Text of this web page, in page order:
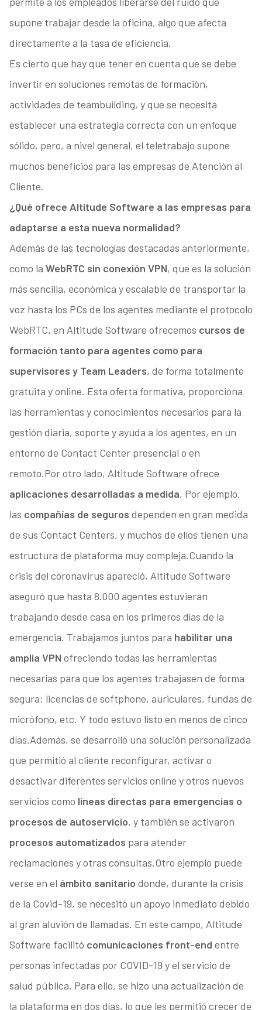
supone trabajar desde la oficina, algo que afecta
directamente a la tasa de eficiencia.
Es cierto que hay que tener en cuenta que se debe
invertir en soluciones remotas de formación,
actividades de teambuilding, y que se necesita
establecer una estrategia correcta con un enfoque
sólido, pero, a nivel general, el teletrabajo supone
muchos beneficios para las empresas de Atención al
Cliente.
¿Qué ofrece Altitude Software a las empresas para
adaptarse a esta nueva normalidad?
Además de las tecnologías destacadas anteriormente,
como la WebRTC sin conexión VPN, que es la solución
más sencilla, económica y escalable de transportar la
voz hasta los PCs de los agentes mediante el protocolo
WebRTC, en Altitude Software ofrecemos cursos de
formación tanto para agentes como para
supervisores y Team Leaders, de forma totalmente
gratuita y online. Esta oferta formativa, proporciona
las herramientas y conocimientos necesarios para la
gestión diaria, soporte y ayuda a los agentes, en un
entorno de Contact Center presencial o en
remoto.Por otro lado, Altitude Software ofrece
aplicaciones desarrolladas a medida. Por ejemplo,
las compañías de seguros dependen en gran medida
de sus Contact Centers, y muchos de ellos tienen una
estructura de plataforma muy compleja.Cuando la
crisis del coronavirus apareció, Altitude Software
aseguró que hasta 8.000 agentes estuvieran
trabajando desde casa en los primeros días de la
emergencia. Trabajamos juntos para habilitar una
amplia VPN ofreciendo todas las herramientas
necesarias para que los agentes trabajasen de forma
segura: licencias de softphone, auriculares, fundas de
micrófono, etc. Y todo estuvo listo en menos de cinco
días.Además, se desarrolló una solución personalizada
que permitió al cliente reconfigurar, activar o
desactivar diferentes servicios online y otros nuevos
servicios como líneas directas para emergencias o
procesos de autoservicio, y también se activaron
procesos automatizados para atender
reclamaciones y otras consultas.Otro ejemplo puede
verse en el ámbito sanitario donde, durante la crisis
de la Covid-19, se necesitó un apoyo inmediato debido
al gran aluvión de llamadas. En este campo, Altitude
Software facilitó comunicaciones front-end entre
personas infectadas por COVID-19 y el servicio de
salud pública. Para ello, se hizo una actualización de
la plataforma en dos días, lo que les permitió crecer de